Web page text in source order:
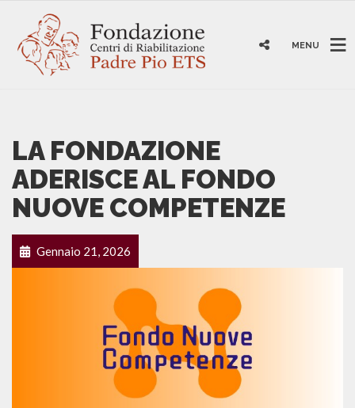
MENU
LA FONDAZIONE
ADERISCE AL FONDO
NUOVE COMPETENZE
Gennaio 21, 2026